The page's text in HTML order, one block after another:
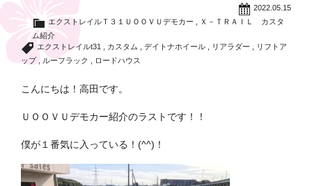
2022.05.15
エクストレイルＴ３１ＵＯＯＶＵデモカー
Ｘ－ＴＲＡＩＬ カスタ
ム紹介
エクストレイルt31
カスタム デイトナホイール リアラダー
リフトア
ップ
ルーフラック ロードハウス
こんにちは！高田です。
ＵＯＯＶＵデモカー紹介のラストです！！
僕が１番気に入っている！(^^)！